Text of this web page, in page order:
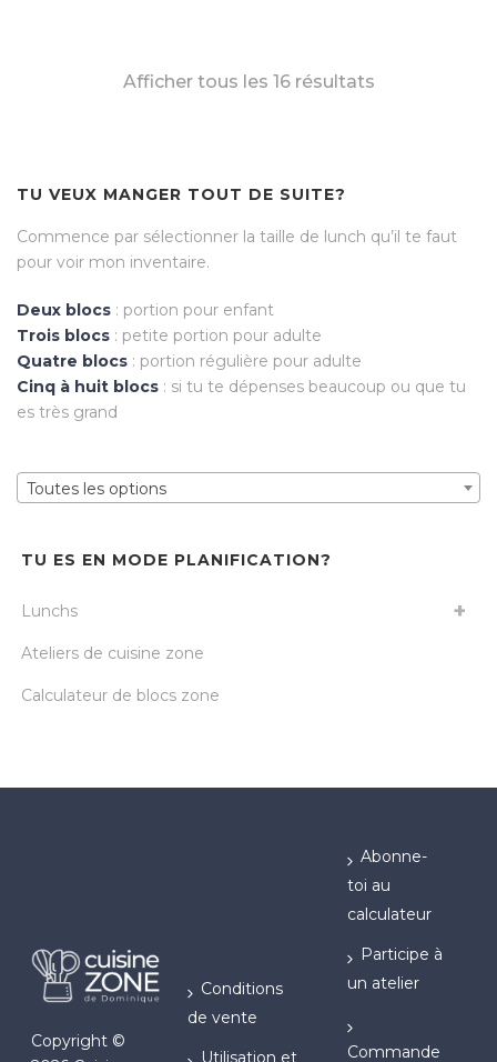
Afficher tous les 16 résultats
TU VEUX MANGER TOUT DE SUITE?
Commence par sélectionner la taille de lunch qu’il te faut
pour voir mon inventaire.
Deux blocs : portion pour enfant
Trois blocs : petite portion pour adulte
Quatre blocs : portion régulière pour adulte
Cinq à huit blocs : si tu te dépenses beaucoup ou que tu
es très grand
Toutes les options
TU ES EN MODE PLANIFICATION?
Lunchs
Ateliers de cuisine zone
Calculateur de blocs zone
Copyright ©
Conditions
de vente
Abonne-
toi au
calculateur
Participe à
un atelier
Commande